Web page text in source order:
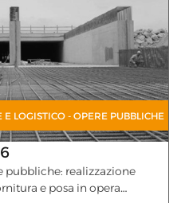
E LOGISTICO - OPERE PUBBLICHE
pubbliche: realizzazione
e posa in opera…